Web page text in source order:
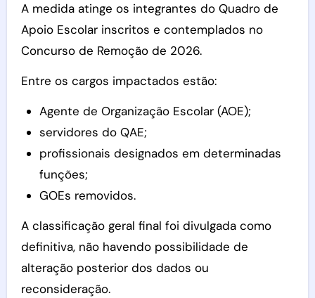
A medida atinge os integrantes do Quadro de
Apoio Escolar inscritos e contemplados no
Concurso de Remoção de 2026.
Entre os cargos impactados estão:
Agente de Organização Escolar (AOE);
servidores do QAE;
profissionais designados em determinadas
funções;
GOEs removidos.
A classificação geral final foi divulgada como
definitiva, não havendo possibilidade de
alteração posterior dos dados ou
reconsideração.